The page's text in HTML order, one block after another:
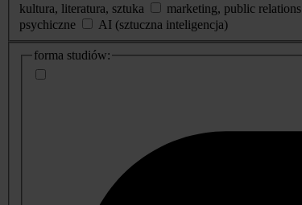
kultura, literatura, sztuka
marketing, public relations
psychiczne
AI (sztuczna inteligencja)
dodatkowe
informacje
forma studiów: